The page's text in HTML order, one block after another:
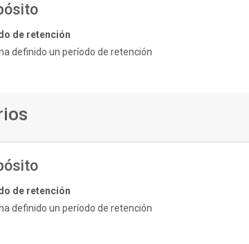
de retención
definido un período de retención
de retención
definido un período de retención